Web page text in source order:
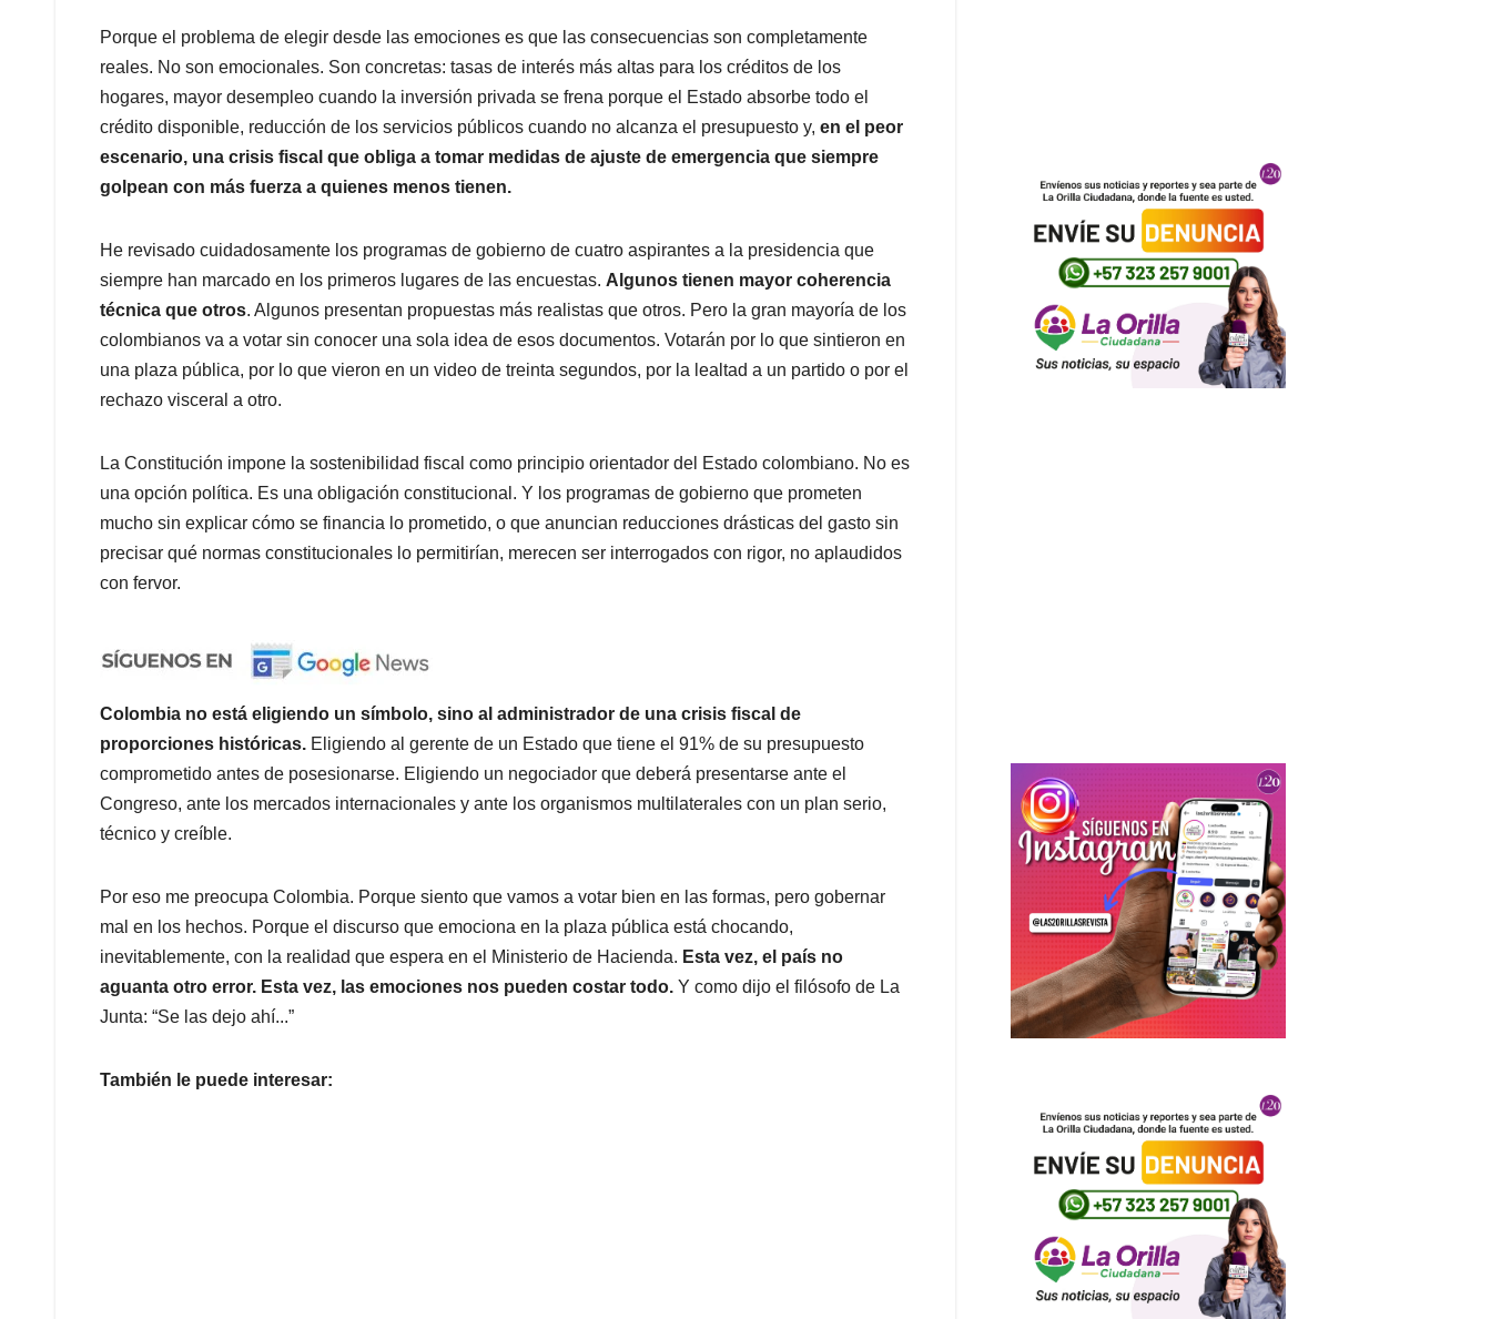
Porque el problema de elegir desde las emociones es que las consecuencias son completamente
reales. No son emocionales. Son concretas: tasas de interés más altas para los créditos de los
hogares, mayor desempleo cuando la inversión privada se frena porque el Estado absorbe todo el
crédito disponible, reducción de los servicios públicos cuando no alcanza el presupuesto y, en el peor
escenario, una crisis fiscal que obliga a tomar medidas de ajuste de emergencia que siempre
golpean con más fuerza a quienes menos tienen.
He revisado cuidadosamente los programas de gobierno de cuatro aspirantes a la presidencia que
siempre han marcado en los primeros lugares de las encuestas. Algunos tienen mayor coherencia
técnica que otros. Algunos presentan propuestas más realistas que otros. Pero la gran mayoría de los
colombianos va a votar sin conocer una sola idea de esos documentos. Votarán por lo que sintieron en
una plaza pública, por lo que vieron en un video de treinta segundos, por la lealtad a un partido o por el
rechazo visceral a otro.
La Constitución impone la sostenibilidad fiscal como principio orientador del Estado colombiano. No es
una opción política. Es una obligación constitucional. Y los programas de gobierno que prometen
mucho sin explicar cómo se financia lo prometido, o que anuncian reducciones drásticas del gasto sin
precisar qué normas constitucionales lo permitirían, merecen ser interrogados con rigor, no aplaudidos
con fervor.
Colombia no está eligiendo un símbolo, sino al administrador de una crisis fiscal de
proporciones históricas. Eligiendo al gerente de un Estado que tiene el 91% de su presupuesto
comprometido antes de posesionarse. Eligiendo un negociador que deberá presentarse ante el
Congreso, ante los mercados internacionales y ante los organismos multilaterales con un plan serio,
técnico y creíble.
Por eso me preocupa Colombia. Porque siento que vamos a votar bien en las formas, pero gobernar
mal en los hechos. Porque el discurso que emociona en la plaza pública está chocando,
inevitablemente, con la realidad que espera en el Ministerio de Hacienda. Esta vez, el país no
aguanta otro error. Esta vez, las emociones nos pueden costar todo. Y como dijo el filósofo de La
Junta: “Se las dejo ahí...”
También le puede interesar: